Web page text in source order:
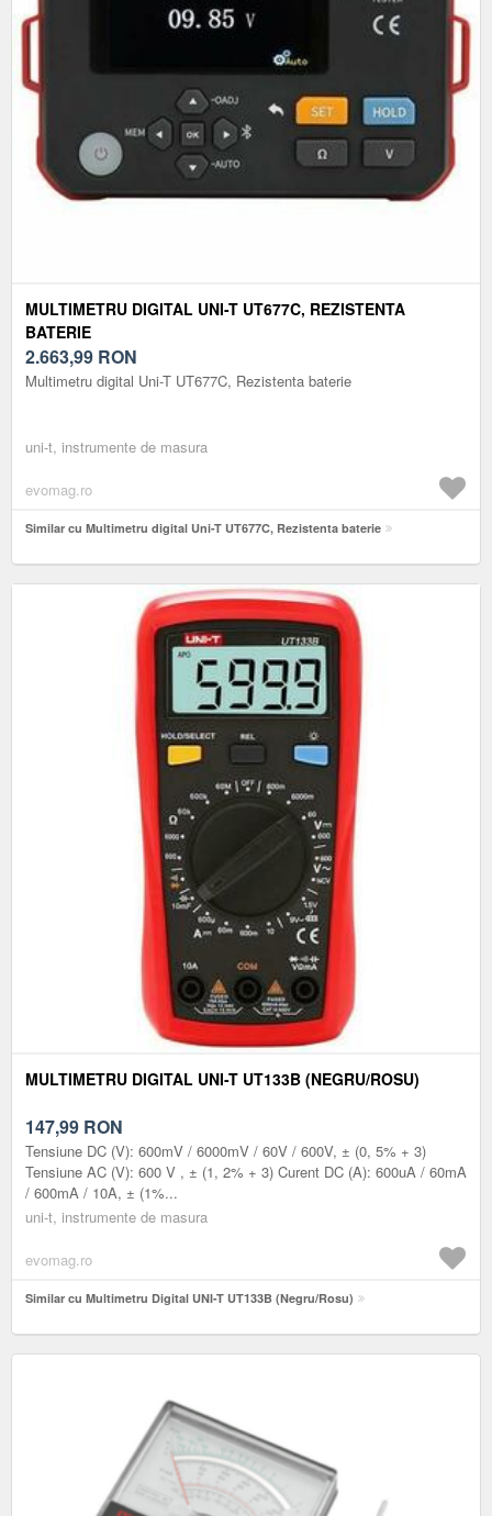
MULTIMETRU DIGITAL UNI-T UT677C, REZISTENTA
BATERIE
2.663,99 RON
Multimetru digital Uni-T UT677C, Rezistenta baterie
uni-t, instrumente de masura
evomag.ro
Similar cu Multimetru digital Uni-T UT677C, Rezistenta baterie
MULTIMETRU DIGITAL UNI-T UT133B (NEGRU/ROSU)
147,99 RON
Tensiune DC (V): 600mV / 6000mV / 60V / 600V, ± (0, 5% + 3)
Tensiune AC (V): 600 V , ± (1, 2% + 3) Curent DC (A): 600uA / 60mA
/ 600mA / 10A, ± (1%...
uni-t, instrumente de masura
evomag.ro
Similar cu Multimetru Digital UNI-T UT133B (Negru/Rosu)